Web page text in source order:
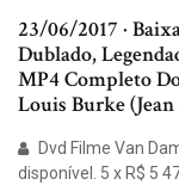
23/06/2017 ·
Dublado,
MP4 Completo
Louis Burke (Jean
Dvd Filme Van
disponível. 5 x R$ 5